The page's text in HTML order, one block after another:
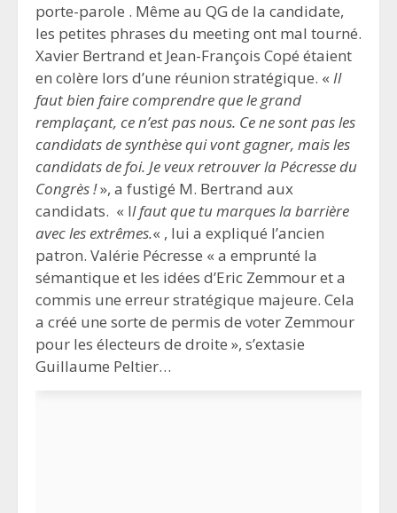
porte-parole . Même au QG de la candidate,
les petites phrases du meeting ont mal tourné.
Xavier Bertrand et Jean-François Copé étaient
en colère lors d’une réunion stratégique. « Il
faut bien faire comprendre que le grand
remplaçant, ce n’est pas nous. Ce ne sont pas les
candidats de synthèse qui vont gagner, mais les
candidats de foi. Je veux retrouver la Pécresse du
Congrès !», a fustigé M. Bertrand aux
candidats. « Il faut que tu marques la barrière
avec les extrêmes.« , lui a expliqué l’ancien
patron. Valérie Pécresse « a emprunté la
sémantique et les idées d’Eric Zemmour et a
commis une erreur stratégique majeure. Cela
a créé une sorte de permis de voter Zemmour
pour les électeurs de droite », s’extasie
Guillaume Peltier…